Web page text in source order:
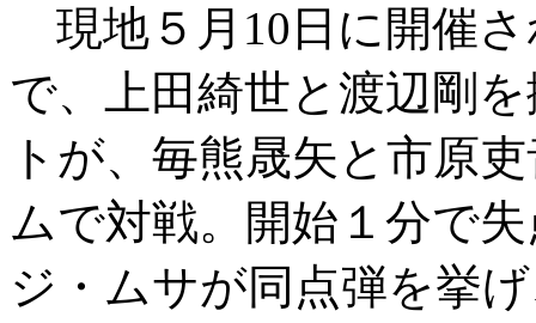
現地５月10日に開催
で、上田綺世と渡辺剛
トが、毎熊晟矢と市原
ムで対戦。開始１分で
ジ・ムサが同点弾を挙